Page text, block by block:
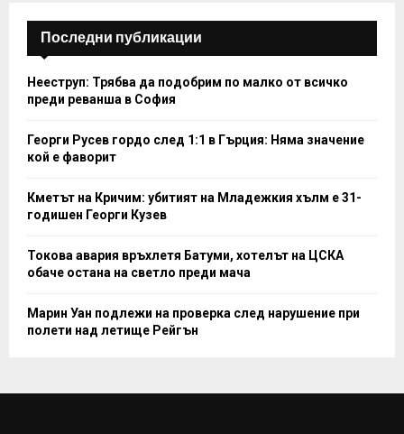
H
Последни публикации
Нееструп: Трябва да подобрим по малко от всичко
преди реванша в София
Георги Русев гордо след 1:1 в Гърция: Няма значение
кой е фаворит
Кметът на Кричим: убитият на Младежкия хълм е 31-
годишен Георги Кузев
Токова авария връхлетя Батуми, хотелът на ЦСКА
обаче остана на светло преди мача
Марин Уан подлежи на проверка след нарушение при
полети над летище Рейгън